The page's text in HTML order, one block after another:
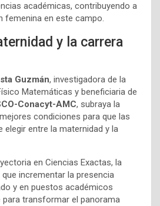
académicas, contribuyendo a
femenina en este campo.
y la carrera
Guzmán, investigadora de la
Matemáticas y beneficiaria de
Conacyt-AMC, subraya la
condiciones para que las
elegir entre la maternidad y la
en Ciencias Exactas, la
incrementar la presencia
y en puestos académicos
transformar el panorama